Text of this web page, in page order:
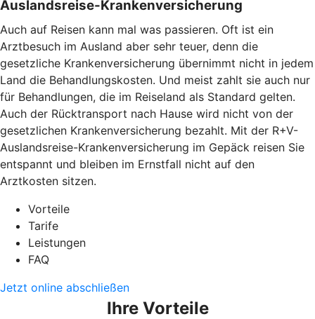
Auslandsreise-Krankenversicherung
Auch auf Reisen kann mal was passieren. Oft ist ein
Arztbesuch im Ausland aber sehr teuer, denn die
gesetzliche Krankenversicherung übernimmt nicht in jedem
Land die Behandlungskosten. Und meist zahlt sie auch nur
für Behandlungen, die im Reiseland als Standard gelten.
Auch der Rücktransport nach Hause wird nicht von der
gesetzlichen Krankenversicherung bezahlt. Mit der R+V-
Auslandsreise-Krankenversicherung im Gepäck reisen Sie
entspannt und bleiben im Ernstfall nicht auf den
Arztkosten sitzen.
Vorteile
Tarife
Leistungen
FAQ
Jetzt online abschließen
Ihre Vorteile